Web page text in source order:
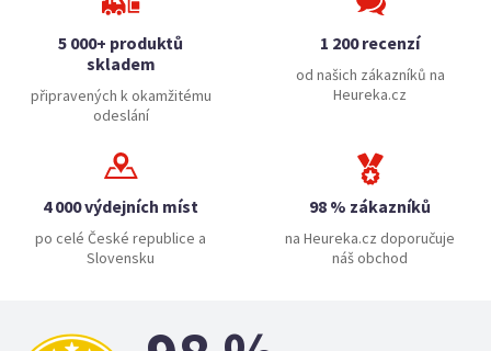
5 000+ produktů
skladem
připravených k okamžitému
odeslání
1 200 recenzí
od našich zákazníků na
Heureka.cz
4 000 výdejních míst
po celé České republice a
Slovensku
98 % zákazníků
na Heureka.cz doporučuje
náš obchod